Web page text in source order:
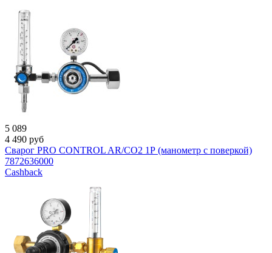
5 089
4 490 руб
Сварог PRO CONTROL AR/CO2 1Р (манометр с поверкой)
7872636000
Cashback